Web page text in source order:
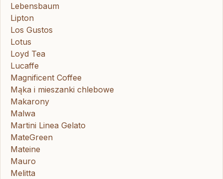
Lebensbaum
Lipton
Los Gustos
Lotus
Loyd Tea
Lucaffe
Magnificent Coffee
Mąka i mieszanki chlebowe
Makarony
Malwa
Martini Linea Gelato
MateGreen
Mateine
Mauro
Melitta